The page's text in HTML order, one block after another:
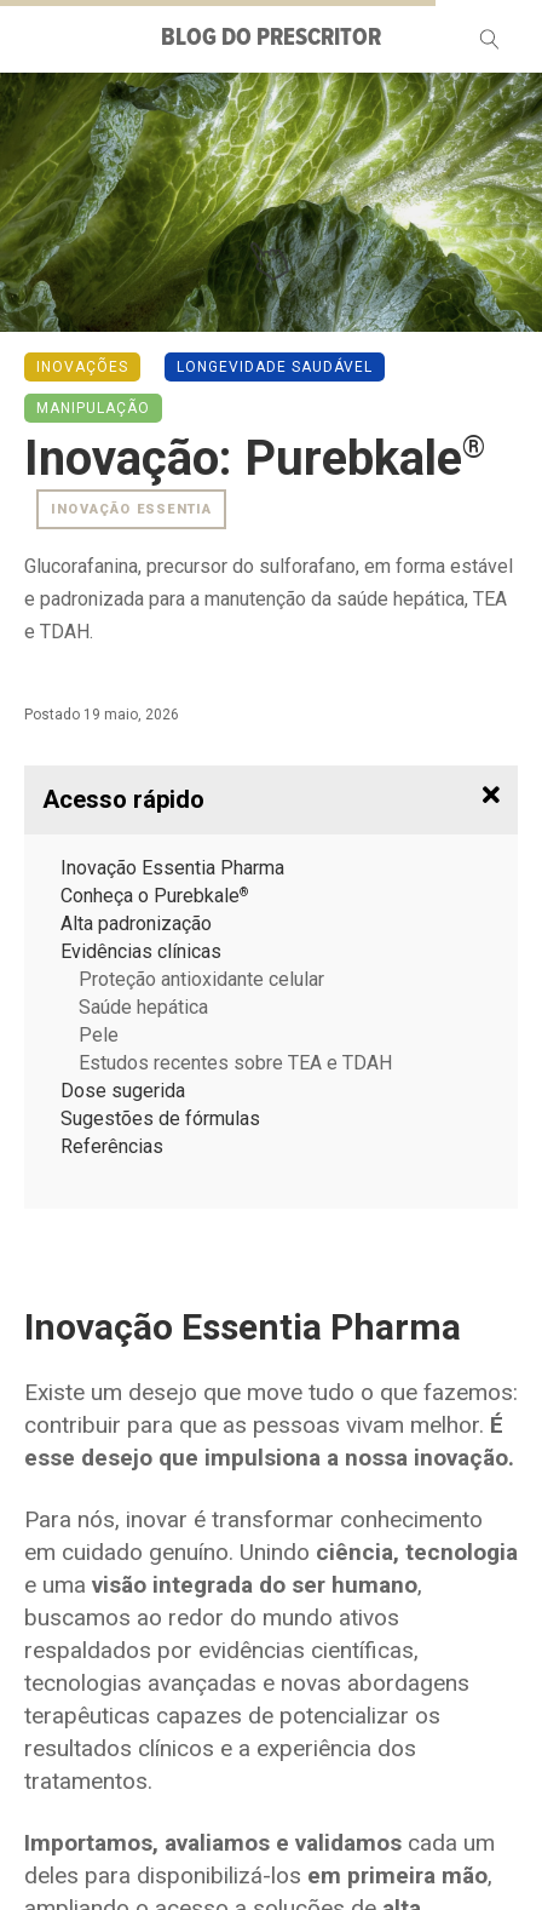
BLOG DO PRESCRITOR
INOVAÇÕES LONGEVIDADE SAUDÁVEL
MANIPULAÇÃO
Inovação: Purebkale®
INOVAÇÃO ESSENTIA
Glucorafanina, precursor do sulforafano, em forma estável
e padronizada para a manutenção da saúde hepática, TEA
e TDAH.
Postado 19 maio, 2026
Acesso rápido
Inovação Essentia Pharma
Conheça o Purebkale®
Alta padronização
Evidências clínicas
Proteção antioxidante celular
Saúde hepática
Pele
Estudos recentes sobre TEA e TDAH
Dose sugerida
Sugestões de fórmulas
Referências
Inovação Essentia Pharma
Existe um desejo que move tudo o que fazemos:
contribuir para que as pessoas vivam melhor. É
esse desejo que impulsiona a nossa inovação.
Para nós, inovar é transformar conhecimento
em cuidado genuíno. Unindo ciência, tecnologia
e uma visão integrada do ser humano,
buscamos ao redor do mundo ativos
respaldados por evidências científicas,
tecnologias avançadas e novas abordagens
terapêuticas capazes de potencializar os
resultados clínicos e a experiência dos
tratamentos.
Importamos, avaliamos e validamos cada um
deles para disponibilizá-los em primeira mão,